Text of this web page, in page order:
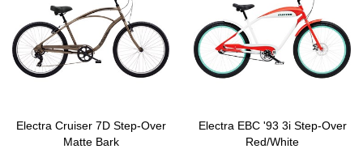
Electra Cruiser 7D Step-Over
Matte Bark
Electra EBC '93 3i Step-Over
Red/White